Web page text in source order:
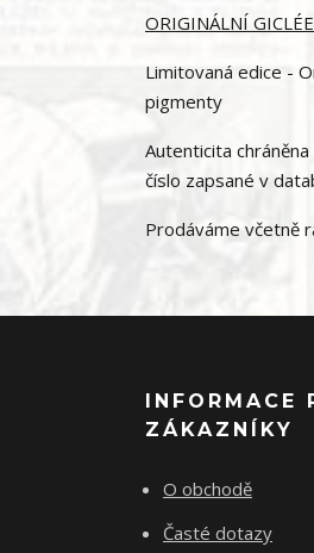
ORIGINÁLNÍ
Limitovaná edice -
pigmenty
Autenticita
číslo zapsané v
Prodáváme včetně
INFORMACE
ZÁKAZNÍKY
O obchodě
Časté dotazy